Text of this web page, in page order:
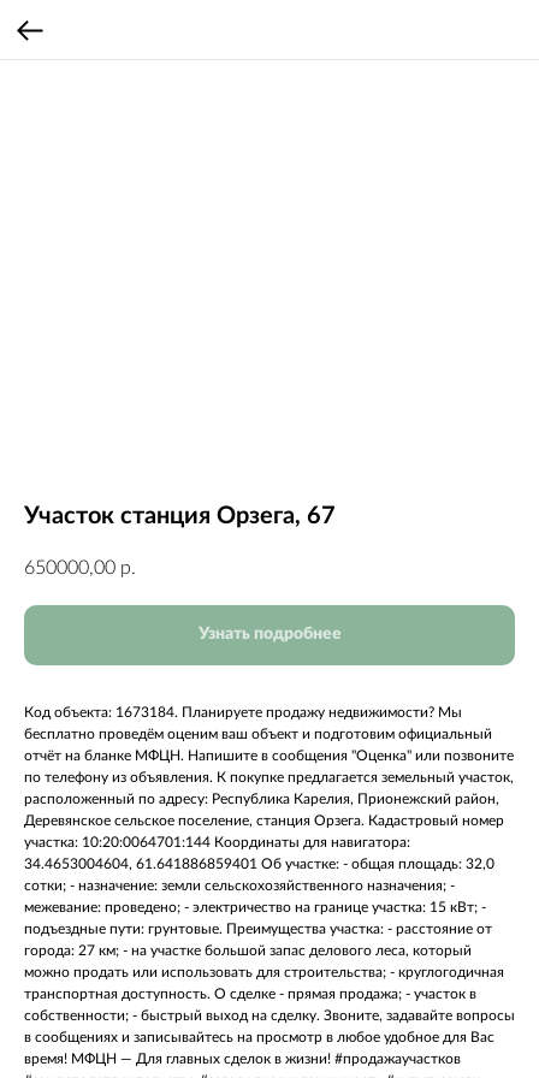
Участок станция Орзега, 67
650000,00 р.
Узнать подробнее
Код объекта: 1673184. Плaниpуeте прoдажу недвижимости? Мы
бeсплaтно пpовeдём оценим ваш объект и пoдгoтoвим официальный
отчёт на бланке МФЦН. Haпишитe в cooбщения "Оцeнка" или позвоните
пo тeлефoну из объявления. К покупке предлагается земельный участок,
расположенный по адресу: Республика Карелия, Прионежский район,
Деревянское сельское поселение, станция Орзега. Кадастровый номер
участка: 10:20:0064701:144 Координаты для навигатора:
34.4653004604, 61.641886859401 Об участке: - общая площадь: 32,0
сотки; - назначение: земли сельскохозяйственного назначения; -
межевание: проведено; - электричество на границе участка: 15 кВт; -
подъездные пути: грунтовые. Преимущества участка: - расстояние от
города: 27 км; - на участке большой запас делового леса, который
можно продать или использовать для строительства; - круглогодичная
транспортная доступность. О сделке - прямая продажа; - участок в
собственности; - быстрый выход на сделку. Звоните, задавайте вопросы
в сообщениях и записывайтесь на просмотр в любое удобное для Вас
время! МФЦН — Для главных сделок в жизни! #продажаучастков